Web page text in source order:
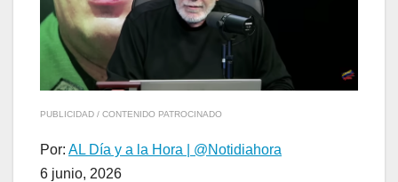
PUBLICIDAD / CONTENIDO PATROCINADO
Por: AL Día y a la Hora | @Notidiahora
6 junio, 2026